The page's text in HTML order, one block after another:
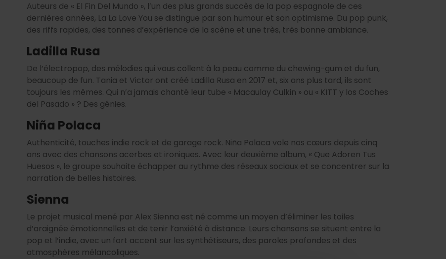
Auteurs de « El Fin Del Mundo », l’un des plus grands succès de la pop espagnole de ces
dernières années, La La Love You se distingue par son humour et son optimisme. Du pop punk,
des riffs rapides, des tonnes d’expérience de la scène et une très, très bonne ambiance.
Ladilla Rusa
De l’électropop, des mélodies qui vous collent à la peau comme du chewing-gum et du fun,
beaucoup de fun. Tania et Victor ont créé Ladilla Rusa en 2017 et, six ans plus tard, ils sont
toujours les mêmes. Qui n’a jamais chanté leur tube « Macaulay Culkin » ou « KITT y los Coches
del Pasado » ? Des génies.
Niña Polaca
Authenticité, touches indie rock et de garage rock. Niña Polaca vole nos cœurs depuis cinq
ans avec des chansons acerbes et ironiques. Avec leur deuxième album, « Que Adoren Tus
Huesos », le groupe souhaite échapper au rythme des réseaux sociaux et se concentrer sur la
narration de belles histoires.
Sienna
Le projet musical mené par Alex Sienna est né comme un moyen d’éliminer les toiles
d’araignée émotionnelles et de tenir l’anxiété à distance. Leurs chansons se situent entre la
pop et l’indie, avec un fort accent sur les synthétiseurs, des paroles profondes et des
atmosphères mélancoliques.